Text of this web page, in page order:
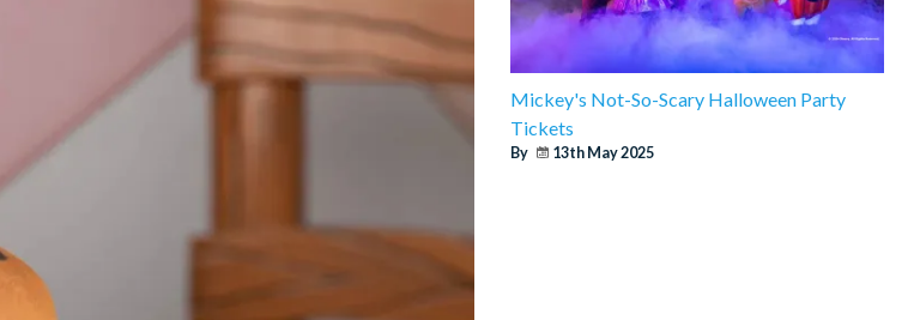
Mickey's Not-So-Scary Halloween Party
Tickets
By 13th May 2025